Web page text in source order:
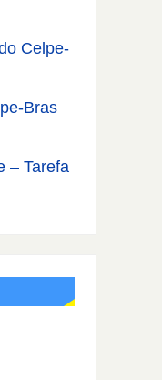
Celpe-
Bras
– Tarefa